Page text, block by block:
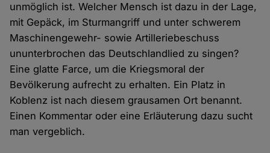
unmöglich ist. Welcher Mensch ist dazu in der Lage,
mit Gepäck, im Sturmangriff und unter schwerem
Maschinengewehr- sowie Artilleriebeschuss
ununterbrochen das Deutschlandlied zu singen?
Eine glatte Farce, um die Kriegsmoral der
Bevölkerung aufrecht zu erhalten. Ein Platz in
Koblenz ist nach diesem grausamen Ort benannt.
Einen Kommentar oder eine Erläuterung dazu sucht
man vergeblich.